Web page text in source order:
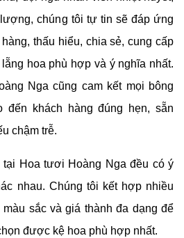
chúng tôi tự tin sẽ đáp ứng
thấu hiểu, chia sẻ, cung cấp
hoa phù hợp và ý nghĩa nhất.
Nga cũng cam kết mọi bông
đến khách hàng đúng hẹn, sẵn
chậm trễ.
tại Hoa tươi Hoàng Nga đều có ý
nhau. Chúng tôi kết hợp nhiều
sắc và giá thành đa dạng để
được kệ hoa phù hợp nhất.